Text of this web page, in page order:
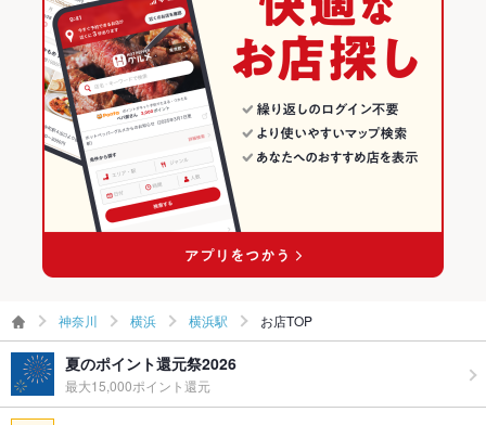
お子様連れ お子様連れ不可
ウェディン
グパーティ
ー二次会
スタッフにできることは協力させて頂きますので、お気軽にお
声がけください。
お祝い・サ
プライズ対
可
22時以降深夜料金あり。不明点等ございましたら、お気軽に店
舗へご相談下さい。
横浜 × 焼肉
横浜駅 × 焼肉・ホルモン
横浜駅 × 焼肉
神奈川 × 焼肉・ホルモン
神奈川 × 焼肉
横浜駅の居酒屋ランキング
神奈川 横浜 横浜駅 お店TOP
夏のポイント還元祭2026
最大15,000ポイント還元